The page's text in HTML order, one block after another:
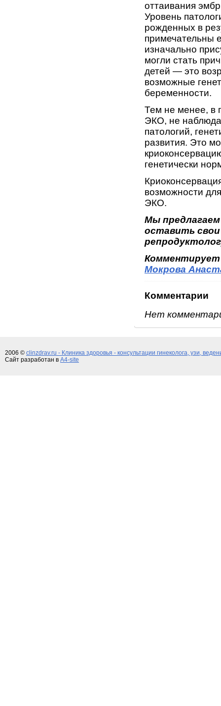
оттаивания
Уровень
рожденных в
примечательны
изначально
могли стать
детей — это
возможные
беременности.
Тем не менее, в
ЭКО, не
патологий,
развития. Это
генетически
возможности
ЭКО.
Мы
оставить
Мокрова
Комментарии
Нет
2006 © clinzdrav.ru - Клиника здоровья - консультации гинеколога, узи,
Сайт разработан в A4-site